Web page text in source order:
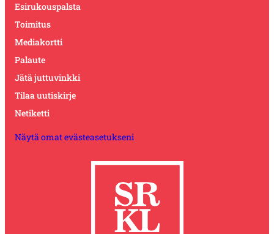
Esirukouspalsta
Toimitus
Mediakortti
Palaute
Jätä juttuvinkki
Tilaa uutiskirje
Netiketti
Näytä omat evästeasetukseni